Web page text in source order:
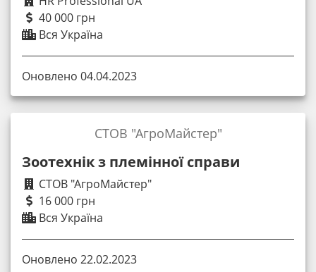
40 000 грн
Вся Україна
Оновлено 04.04.2023
Зоотехнік з племінної справи
СТОВ "АгроМайстер"
16 000 грн
Вся Україна
СТОВ "АгроМайстер"
Оновлено 22.02.2023